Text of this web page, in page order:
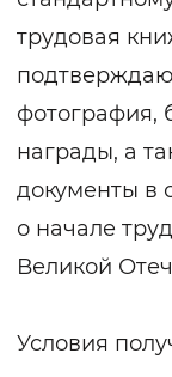
трудовая
фотография,
награды, а
документы в
о начале
Великой
Условия